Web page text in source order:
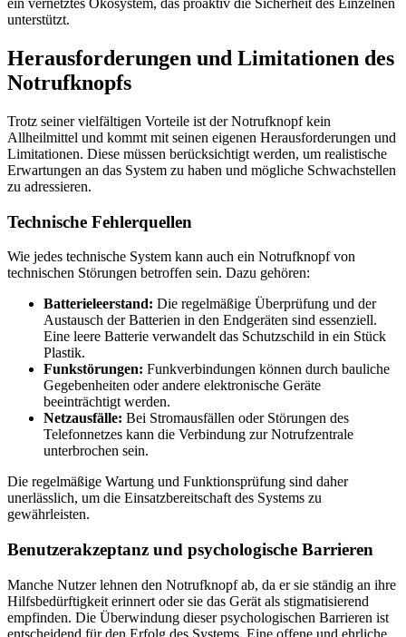
ein vernetztes Ökosystem, das proaktiv die Sicherheit des Einzelnen
unterstützt.
Herausforderungen und Limitationen des
Notrufknopfs
Trotz seiner vielfältigen Vorteile ist der Notrufknopf kein
Allheilmittel und kommt mit seinen eigenen Herausforderungen und
Limitationen. Diese müssen berücksichtigt werden, um realistische
Erwartungen an das System zu haben und mögliche Schwachstellen
zu adressieren.
Technische Fehlerquellen
Wie jedes technische System kann auch ein Notrufknopf von
technischen Störungen betroffen sein. Dazu gehören:
Batterieleerstand: Die regelmäßige Überprüfung und der
Austausch der Batterien in den Endgeräten sind essenziell.
Eine leere Batterie verwandelt das Schutzschild in ein Stück
Plastik.
Funkstörungen: Funkverbindungen können durch bauliche
Gegebenheiten oder andere elektronische Geräte
beeinträchtigt werden.
Netzausfälle: Bei Stromausfällen oder Störungen des
Telefonnetzes kann die Verbindung zur Notrufzentrale
unterbrochen sein.
Die regelmäßige Wartung und Funktionsprüfung sind daher
unerlässlich, um die Einsatzbereitschaft des Systems zu
gewährleisten.
Benutzerakzeptanz und psychologische Barrieren
Manche Nutzer lehnen den Notrufknopf ab, da er sie ständig an ihre
Hilfsbedürftigkeit erinnert oder sie das Gerät als stigmatisierend
empfinden. Die Überwindung dieser psychologischen Barrieren ist
entscheidend für den Erfolg des Systems. Eine offene und ehrliche